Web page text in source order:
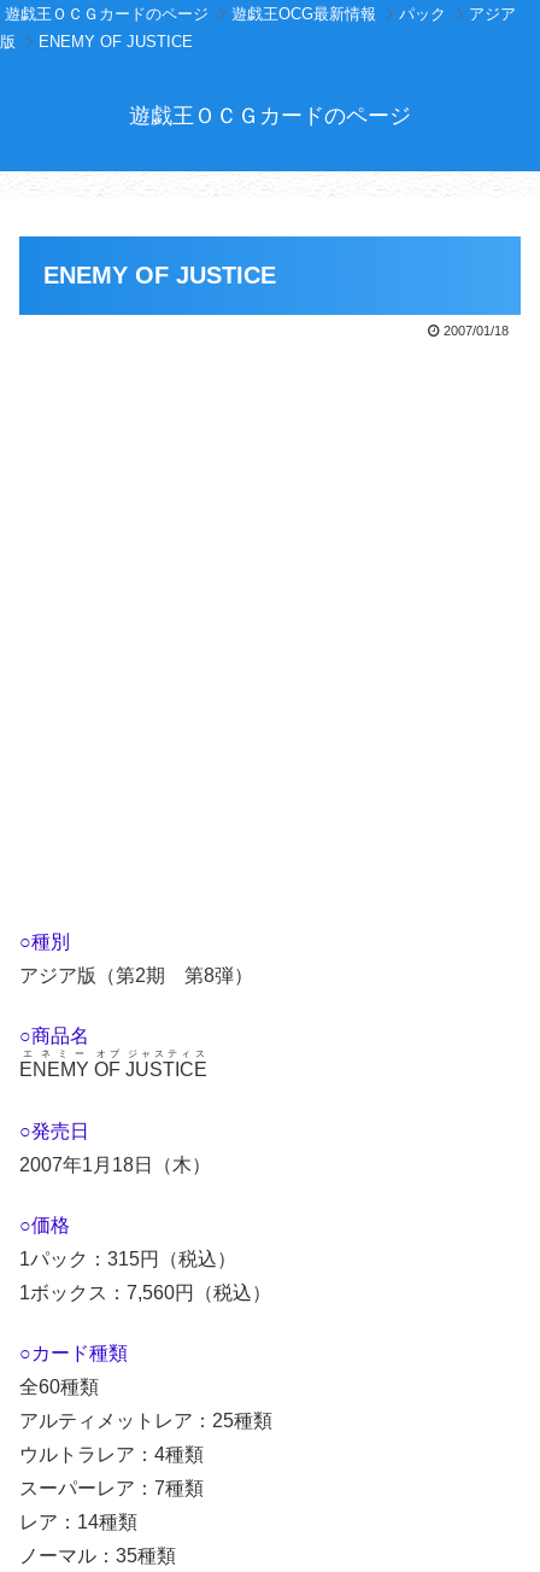
遊戯王ＯＣＧカードのページ 遊戯王OCG最新情報 パック
アジア
版
ENEMY OF JUSTICE
遊戯王ＯＣＧカードのページ
ENEMY OF JUSTICE
2007/01/18
○種別
アジア版（第2期 第8弾）
○商品名
ENEMY
エネミー
OF
オブ
JUSTICE
ジャスティス
○発売日
2007年1月18日（木）
○価格
1パック：315円（税込）
1ボックス：7,560円（税込）
○カード種類
全60種類
アルティメットレア：25種類
ウルトラレア：4種類
スーパーレア：7種類
レア：14種類
ノーマル：35種類